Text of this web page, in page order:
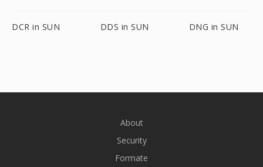
DCR in SUN DDS in SUN DNG in SUN
About
Security
Formate